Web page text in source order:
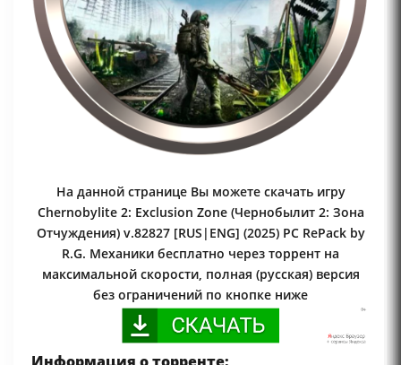
На данной странице Вы можете скачать игру
Chernobylite 2: Exclusion Zone (Чернобылит 2: Зона
Отчуждения) v.82827 [RUS|ENG] (2025) PC RePack by
R.G. Механики бесплатно через торрент на
максимальной скорости, полная (русская) версия
без ограничений по кнопке ниже